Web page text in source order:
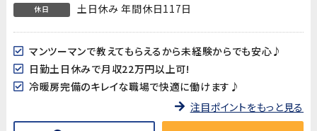
休日 土日休み 年間休日117日
マンツーマンで教えてもらえるから未経験からでも安心♪
日勤土日休みで月収22万円以上可!
冷暖房完備のキレイな職場で快適に働けます♪
注目ポイントをもっと見る